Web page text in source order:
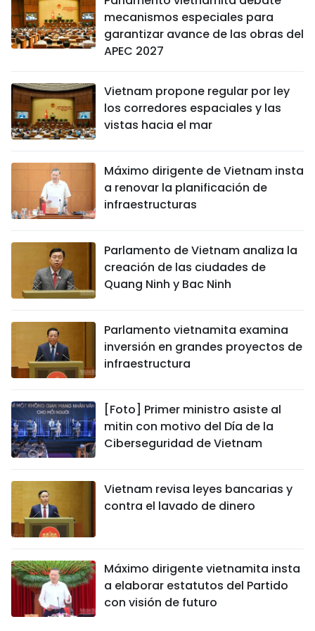
mecanismos especiales para
garantizar avance de las obras del
APEC 2027
Vietnam propone regular por ley
los corredores espaciales y las
vistas hacia el mar
Máximo dirigente de Vietnam insta
a renovar la planificación de
infraestructuras
Parlamento de Vietnam analiza la
creación de las ciudades de
Quang Ninh y Bac Ninh
Parlamento vietnamita examina
inversión en grandes proyectos de
infraestructura
[Foto] Primer ministro asiste al
mitin con motivo del Día de la
Ciberseguridad de Vietnam
Vietnam revisa leyes bancarias y
contra el lavado de dinero
Máximo dirigente vietnamita insta
a elaborar estatutos del Partido
con visión de futuro